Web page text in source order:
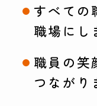
すべての
職場にし
職員の笑
つながり